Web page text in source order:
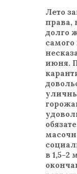
Лето
права,
долго
самого
июня.
в 1,5-2